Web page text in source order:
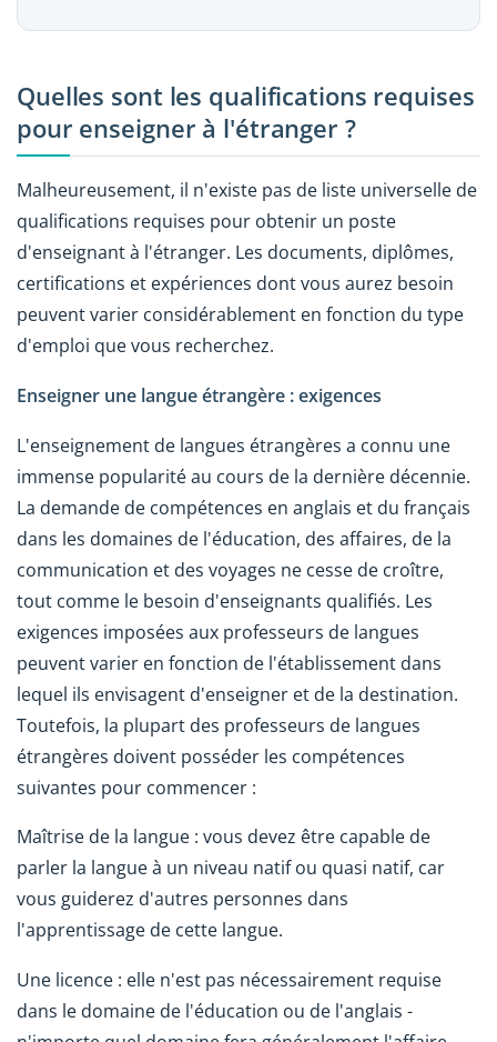
Quelles sont les qualifications requises
pour enseigner à l'étranger ?
Malheureusement, il n'existe pas de liste universelle de
qualifications requises pour obtenir un poste
d'enseignant à l'étranger. Les documents, diplômes,
certifications et expériences dont vous aurez besoin
peuvent varier considérablement en fonction du type
d'emploi que vous recherchez.
Enseigner une langue étrangère : exigences
L'enseignement de langues étrangères a connu une
immense popularité au cours de la dernière décennie.
La demande de compétences en anglais et du français
dans les domaines de l'éducation, des affaires, de la
communication et des voyages ne cesse de croître,
tout comme le besoin d'enseignants qualifiés. Les
exigences imposées aux professeurs de langues
peuvent varier en fonction de l'établissement dans
lequel ils envisagent d'enseigner et de la destination.
Toutefois, la plupart des professeurs de langues
étrangères doivent posséder les compétences
suivantes pour commencer :
Maîtrise de la langue : vous devez être capable de
parler la langue à un niveau natif ou quasi natif, car
vous guiderez d'autres personnes dans
l'apprentissage de cette langue.
Une licence : elle n'est pas nécessairement requise
dans le domaine de l'éducation ou de l'anglais -